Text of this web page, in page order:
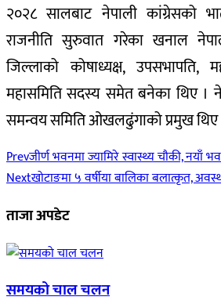
२०२८ सालबाट नेपाली कांग्रेसको
राजनीति सुरुवात गरेका खनाल
जिल्लाको कोषाध्यक्ष, उपसभापति,
महासमिति सदस्य समेत बनेका थिए ।
समन्वय समिति ओखलढुंगाको प्रमुख थिए
Prevजीर्ण भवनमा ज्यामिरे स्वास्थ्य चौकी, नयाँ
Nextखोटाङमा ५ वर्षीया बालिका बलात्कृत,
ताजा अपडेट
समयको चाल चलन